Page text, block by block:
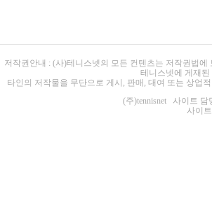
저작권안내 : (사)테니스넷의 모든 컨텐츠는 저작권법
테니스넷에 게재
타인의 저작물을 무단으로 게시, 판매, 대여 또는 상업
(주)tennisnet 사이트 담
사이